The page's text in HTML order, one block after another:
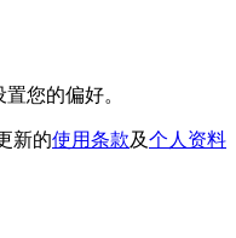
置您的偏好。
新的使用条款及个人资料